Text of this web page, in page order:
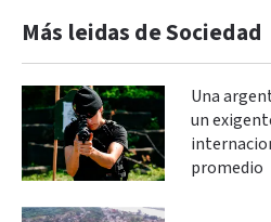
Más leidas de Sociedad
Una
un
promedio